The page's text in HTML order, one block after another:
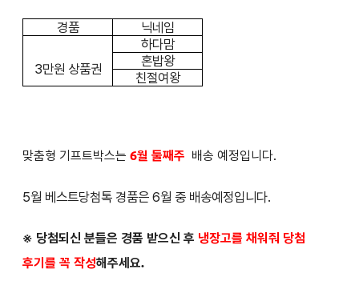
경품 닉네임
3만원 상품권
하다맘
혼밥왕
친절여왕
맞춤형 기프트박스는 6월 둘째주 배송 예정입니다.
5월 베스트당첨톡 경품은 6월 중 배송예정입니다.
※ 당첨되신 분들은 경품 받으신 후 냉장고를 채워줘 당첨
후기를 꼭 작성해주세요.